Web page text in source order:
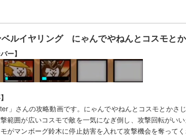
ベルイヤリング にゃんでやねんとコスモと
ー】
」さんの攻略動画です。にゃんでやねんとコスモとか
範囲が広いコスモで敵を一気になぎ倒し、攻撃回転がい
がマンボーグ鈴木に停止妨害を入れて攻撃機会を奪って